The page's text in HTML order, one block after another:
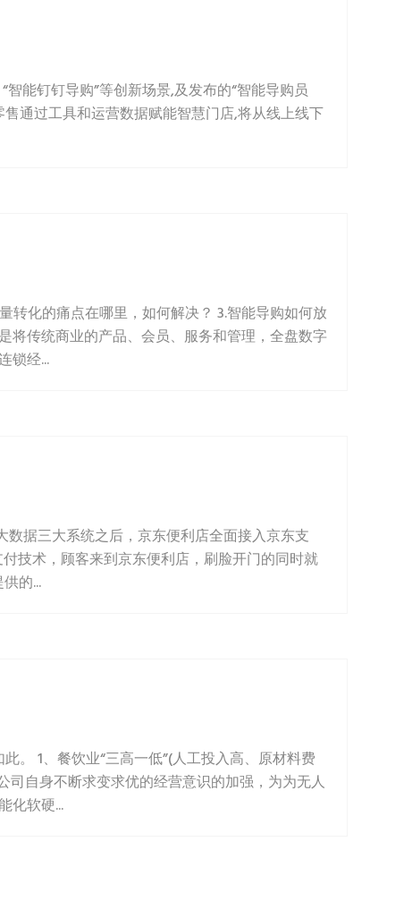
能钉钉导购”等创新场景,及发布的“智能导购员
售通过工具和运营数据赋能智慧门店,将从线上线下
转化的痛点在哪里，如何解决？ 3.智能导购如何放
将传统商业的产品、会员、服务和管理，全盘数字
锁经...
据三大系统之后，京东便利店全面接入京东支
技术，顾客来到京东便利店，刷脸开门的同时就
的...
。 1、餐饮业“三高一低”(人工投入高、原材料费
自身不断求变求优的经营意识的加强，为为无人
化软硬...